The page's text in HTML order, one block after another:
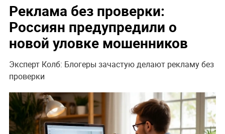
Реклама без проверки:
Россиян предупредили о
новой уловке мошенников
Эксперт Колб: Блогеры зачастую делают рекламу без
проверки